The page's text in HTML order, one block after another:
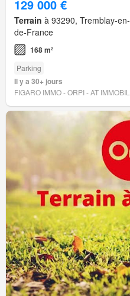
129 000 €
Terrain à 93290, Tremblay-
de-France
168 m²
Parking
Il y a 30+ jours
FIGARO IMMO - ORPI - AT